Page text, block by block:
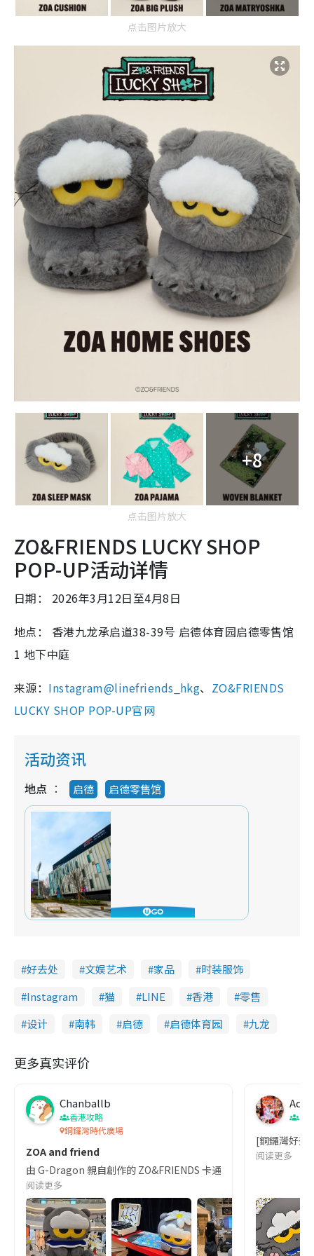
点击图片放大
+8
点击图片放大
ZO&FRIENDS LUCKY SHOP
POP-UP活动详情
日期： 2026年3月12日至4月8日
地点： 香港九龙承启道38-39号 启德体育园启德零售馆
1 地下中庭
来源： Instagram@linefriends_hkg、 ZO&FRIENDS
LUCKY SHOP POP-UP官网
活动资讯
地点 启德 启德零售馆
好去处 文娱艺术 家品
时装服饰
Instagram
猫 LINE 香港
零售
设计
南韩 启德 启德体育园 九龙
更多真实评价
Chanballb
香港攻略
銅鑼灣時代廣場
ZOA and friend
由 G-Dragon 親自創作的 ZO&FRIENDS 卡通設計靈感係來自佢
阅读更多
Ada
[銅鑼灣好去
阅读更多